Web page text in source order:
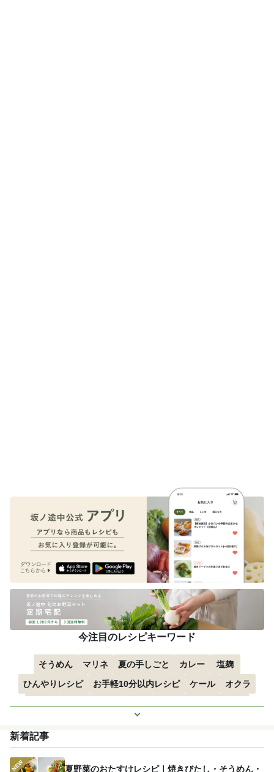
今注目のレシピキーワード
そうめん マリネ 夏の手しごと カレー
塩麹
ひんやりレシピ
お手軽10分以内レシピ ケール
オクラ
もっと見る
新着記事
夏野菜のおたすけレシピ｜焼きびたし・そうめん・